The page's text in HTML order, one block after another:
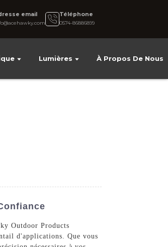
email Téléphone
0574-86886899
Lumières À Propos De Nous
Outdoor Products
d'applications. Que vous